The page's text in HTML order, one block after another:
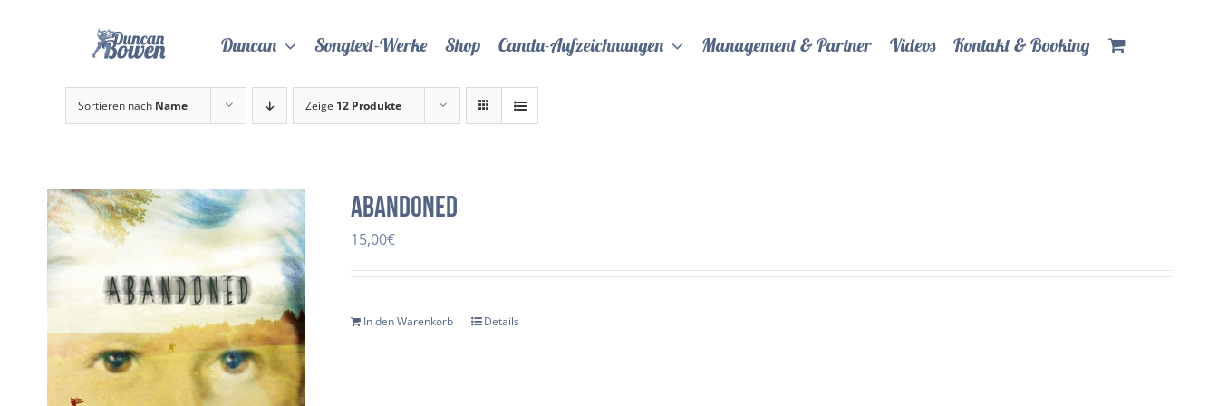
Duncan Songtext-Werke Shop Candu-Aufzeichnungen Management & Partner Videos Kontakt & Booking
Sortieren nach Name Zeige 12 Produkte
Abandoned
15,00€
In den Warenkorb Details